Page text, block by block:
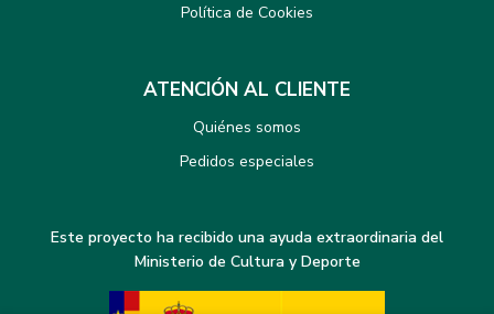
Política de Cookies
ATENCIÓN AL CLIENTE
Quiénes somos
Pedidos especiales
Este proyecto ha recibido una ayuda extraordinaria del
Ministerio de Cultura y Deporte